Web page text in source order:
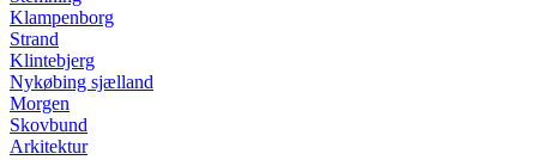
Klampenborg
Strand
Klintebjerg
Nykøbing sjælland
Morgen
Skovbund
Arkitektur